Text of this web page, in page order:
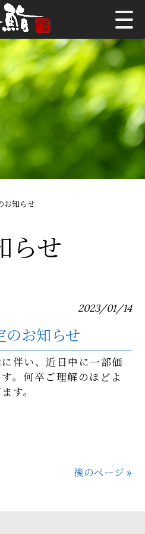
お知らせ
らせ
2023/01/14
のお知らせ
伴い、近日中に一部価
。何卒ご理解のほどよ
す。
後のページ »